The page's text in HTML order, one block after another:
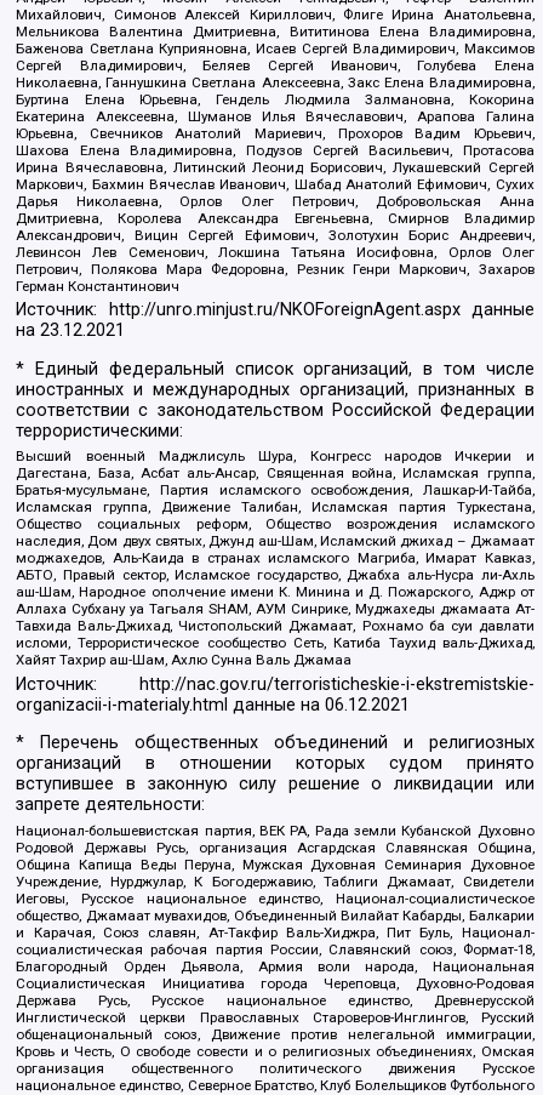
Михайлович, Симонов Алексей Кириллович, Флиге Ирина Анатольевна,
Мельникова Валентина Дмитриевна, Вититинова Елена Владимировна,
Баженова Светлана Куприяновна, Исаев Сергей Владимирович, Максимов
Сергей Владимирович, Беляев Сергей Иванович, Голубева Елена
Николаевна, Ганнушкина Светлана Алексеевна, Закс Елена Владимировна,
Буртина Елена Юрьевна, Гендель Людмила Залмановна, Кокорина
Екатерина Алексеевна, Шуманов Илья Вячеславович, Арапова Галина
Юрьевна, Свечников Анатолий Мариевич, Прохоров Вадим Юрьевич,
Шахова Елена Владимировна, Подузов Сергей Васильевич, Протасова
Ирина Вячеславовна, Литинский Леонид Борисович, Лукашевский Сергей
Маркович, Бахмин Вячеслав Иванович, Шабад Анатолий Ефимович, Сухих
Дарья Николаевна, Орлов Олег Петрович, Добровольская Анна
Дмитриевна, Королева Александра Евгеньевна, Смирнов Владимир
Александрович, Вицин Сергей Ефимович, Золотухин Борис Андреевич,
Левинсон Лев Семенович, Локшина Татьяна Иосифовна, Орлов Олег
Петрович, Полякова Мара Федоровна, Резник Генри Маркович, Захаров
Герман Константинович
Источник: http://unro.minjust.ru/NKOForeignAgent.aspxданные
на23.12.2021
* Единый федеральный список организаций, в том числе
иностранных и международных организаций, признанных в
соответствии с законодательством Российской Федерации
террористическими:
Высший военный Маджлисуль Шура, Конгресс народов Ичкерии и
Дагестана, База, Асбат аль-Ансар, Священная война, Исламская группа,
Братья-мусульмане, Партия исламского освобождения, Лашкар-И-Тайба,
Исламская группа, Движение Талибан, Исламская партия Туркестана,
Общество социальных реформ, Общество возрождения исламского
наследия, Дом двух святых, Джунд аш-Шам, Исламский джихад – Джамаат
моджахедов, Аль-Каида в странах исламского Магриба, Имарат Кавказ,
АБТО, Правый сектор, Исламское государство, Джабха аль-Нусра ли-Ахль
аш-Шам, Народное ополчение имени К. Минина и Д. Пожарского, Аджр от
Аллаха Субхану уа Тагьаля SHAM, АУМ Синрике, Муджахеды джамаата Ат-
Тавхида Валь-Джихад, Чистопольский Джамаат, Рохнамо ба суи давлати
исломи, Террористическое сообщество Сеть, Катиба Таухид валь-Джихад,
Хайят Тахрир аш-Шам, Ахлю Сунна Валь Джамаа
Источник:
http://nac.gov.ru/terroristicheskie-i-ekstremistskie-
organizacii-i-materialy.html данные на06.12.2021
* Перечень общественных объединений и религиозных
организаций в отношении которых судом принято
вступившее в законную силу решение о ликвидации или
запрете деятельности:
Национал-большевистская партия, ВЕК РА, Рада земли Кубанской Духовно
Родовой Державы Русь, организация Асгардская Славянская Община,
Община Капища Веды Перуна, Мужская Духовная Семинария Духовное
Учреждение, Нурджулар, К Богодержавию, Таблиги Джамаат, Свидетели
Иеговы, Русское национальное единство, Национал-социалистическое
общество, Джамаат мувахидов, Объединенный Вилайат Кабарды, Балкарии
и Карачая, Союз славян, Ат-Такфир Валь-Хиджра, Пит Буль, Национал-
социалистическая рабочая партия России, Славянский союз, Формат-18,
Благородный Орден Дьявола, Армия воли народа, Национальная
Социалистическая Инициатива города Череповца, Духовно-Родовая
Держава Русь, Русское национальное единство, Древнерусской
Инглистической церкви Православных Староверов-Инглингов, Русский
общенациональный союз, Движение против нелегальной иммиграции,
Кровь и Честь, О свободе совести и о религиозных объединениях, Омская
организация общественного политического движения Русское
национальное единство, Северное Братство, Клуб Болельщиков Футбольного